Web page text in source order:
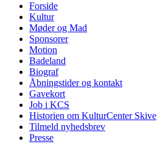
Forside
Kultur
Møder og Mad
Sponsorer
Motion
Badeland
Biograf
Åbningstider og kontakt
Gavekort
Job i KCS
Historien om KulturCenter Skive
Tilmeld nyhedsbrev
Presse